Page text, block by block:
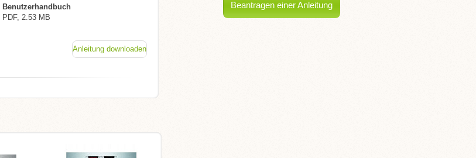
Benutzerhandbuch
PDF, 2.53 MB
Anleitung downloaden
Beantragen einer Anleitung